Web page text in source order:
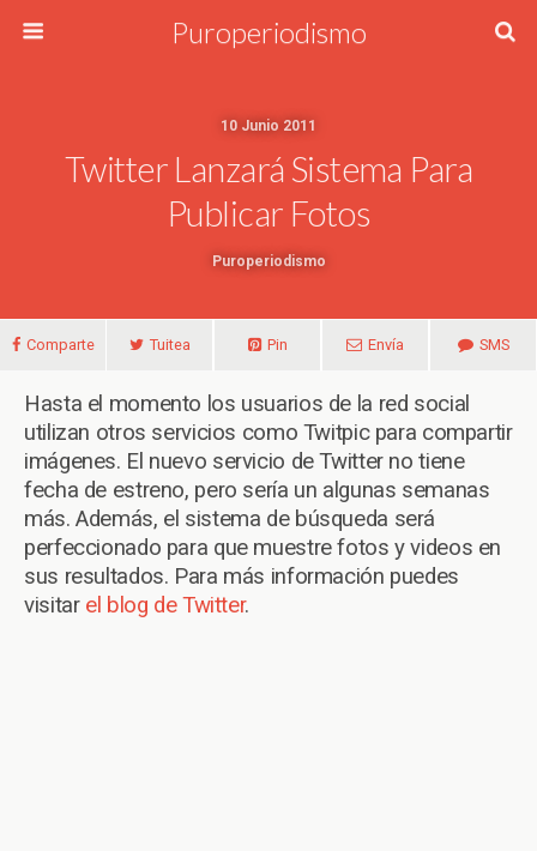
Puroperiodismo
10 Junio 2011
Twitter Lanzará Sistema Para
Publicar Fotos
Puroperiodismo
Comparte Tuitea Pin Envía SMS
Hasta el momento los usuarios de la red social
utilizan otros servicios como Twitpic para compartir
imágenes. El nuevo servicio de Twitter no tiene
fecha de estreno, pero sería un algunas semanas
más. Además, el sistema de búsqueda será
perfeccionado para que muestre fotos y videos en
sus resultados. Para más información puedes
visitar el blog de Twitter.